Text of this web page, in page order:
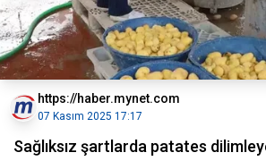
https://haber.mynet.com
07 Kasım 2025 17:17
Sağlıksız şartlarda patates